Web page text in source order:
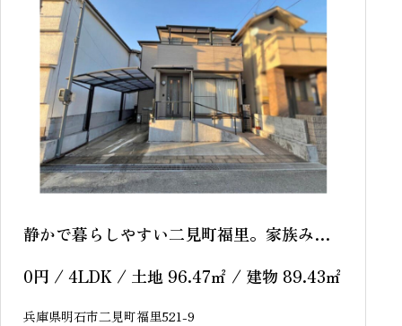
静かで暮らしやすい二見町福里。家族みん
なが快適に暮らせる街！明石市二見町福
里 中古戸建
0円 / 4LDK / 土地 96.47㎡ / 建物 89.43㎡
兵庫県明石市二見町福里521-9